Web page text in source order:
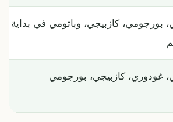
بورجومي، كازبيجي، وباتومي في بداية
غودوري، كازبيجي، بورجومي